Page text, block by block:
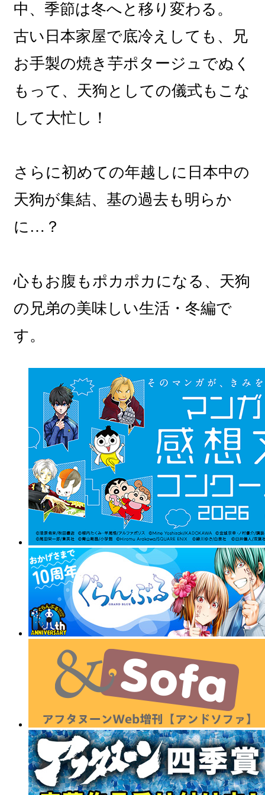
中、季節は冬へと移り変わる。
古い日本家屋で底冷えしても、兄
お手製の焼き芋ポタージュでぬく
もって、天狗としての儀式もこな
して大忙し！
さらに初めての年越しに日本中の
天狗が集結、基の過去も明らか
に…？
心もお腹もポカポカになる、天狗
の兄弟の美味しい生活・冬編で
す。